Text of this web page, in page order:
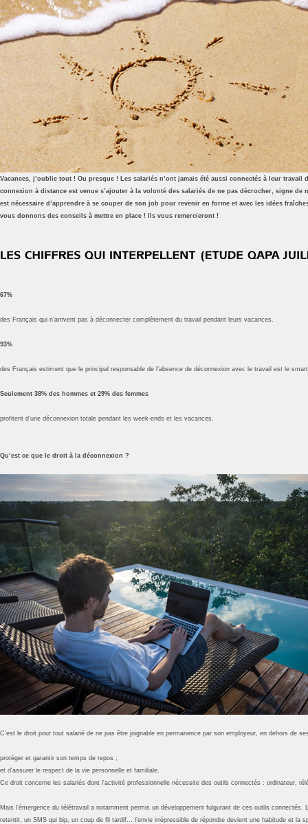
Vacances, j’oublie tout ! Ou presque ! Les salariés n’ont jamais été aussi connectés à leur
connexion à distance est venue s’ajouter à la volonté des salariés de ne pas décrocher, signe
est nécessaire d’apprendre à se couper de son job pour revenir en forme et avec les idées
vous donnons des conseils à mettre en place ! Ils vous remercieront !
67%
des Français qui n’arrivent pas à déconnecter complètement du travail pendant leurs vacances.
93%
des Français estiment que le principal responsable de l’absence de déconnexion avec le travail est le
Seulement 38% des hommes et 29% des femmes
profitent d’une déconnexion totale pendant les week-ends et les vacances.
Qu’est ce que le droit à la déconnexion ?
C’est le droit pour tout salarié de ne pas être joignable en permanence par son employeur, en dehors de
protéger et garantir son temps de repos ;
et d'assurer le respect de la vie personnelle et familiale.
Ce droit concerne les salariés dont l'activité professionnelle nécessite des outils connectés : ordinateur,
Mais l’émergence du télétravail a notamment permis un développement fulgurant de ces outils
retentit, un SMS qui bip, un coup de fil tardif… l’envie irrépressible de répondre devient une habitude et la